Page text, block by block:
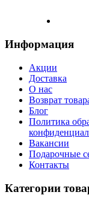
Информация
Акции
Доставка
О нас
Возврат
Блог
Политика
Вакансии
Подарочные
Контакты
Категории